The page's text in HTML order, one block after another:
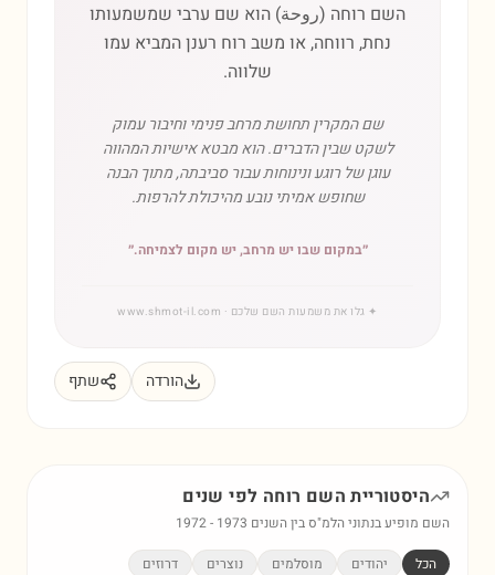
השם רוחה (روحة) הוא שם ערבי שמשמעותו
נחת, רווחה, או משב רוח רענן המביא עמו
שלווה.
שם המקרין תחושת מרחב פנימי וחיבור עמוק
לשקט שבין הדברים. הוא מבטא אישיות המהווה
עוגן של רוגע ונינוחות עבור סביבתה, מתוך הבנה
שחופש אמיתי נובע מהיכולת להרפות.
״במקום שבו יש מרחב, יש מקום לצמיחה.״
✦ גלו את משמעות השם שלכם · www.shmot-il.com
הורדה שתף
היסטוריית השם רוחה לפי שנים
השם מופיע בנתוני הלמ"ס בין השנים 1972- 1973
הכל יהודים מוסלמים נוצרים דרוזים